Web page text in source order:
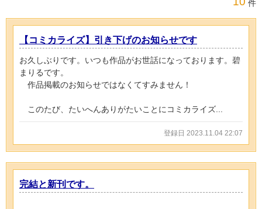
件
【コミカライズ】引き下げのお知らせです
お久しぶりです。いつも作品がお世話になっております。碧
まりるです。
作品掲載のお知らせではなくてすみません！
このたび、たいへんありがたいことにコミカライズ...
登録日 2023.11.04 22:07
完結と新刊です。